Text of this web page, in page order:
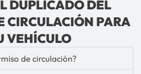
DUPLICADO DEL
CIRCULACIÓN PARA
VEHÍCULO
de circulación?